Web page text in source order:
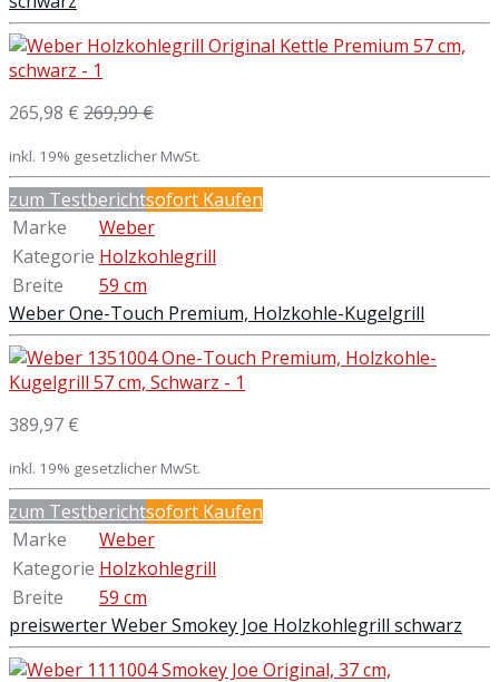
265,98 € 269,99 €
inkl. 19% gesetzlicher MwSt.
zum Testberichtsofort Kaufen
Marke
Weber
Kategorie Holzkohlegrill
Breite
59 cm
Weber One-Touch Premium, Holzkohle-Kugelgrill
389,97 €
inkl. 19% gesetzlicher MwSt.
zum Testberichtsofort Kaufen
Marke
Weber
Kategorie Holzkohlegrill
Breite
59 cm
preiswerter Weber Smokey Joe Holzkohlegrill schwarz